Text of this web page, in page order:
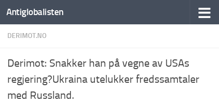
Antiglobalisten
DERIMOT.NO
Derimot: Snakker han på vegne av USAs
regjering?Ukraina utelukker fredssamtaler
med Russland.